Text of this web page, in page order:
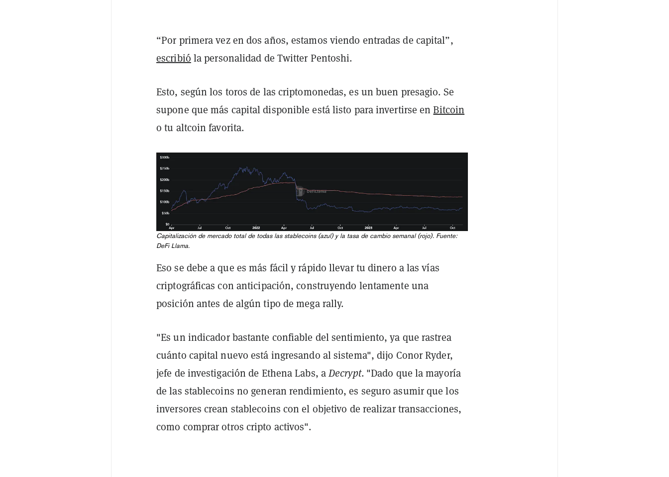
“Por primera vez en dos años, estamos viendo entradas de capital”,
escribió la personalidad de Twitter Pentoshi.
Esto, según los toros de las criptomonedas, es un buen presagio. Se
supone que más capital disponible está listo para invertirse enBitcoin
o tu altcoin favorita.
Capitalización de mercado total de todas las stablecoins (azul) y la tasa de cambio semanal (rojo). Fuente:
DeFi Llama.
Eso se debe a que es más fácil y rápido llevar tu dinero a las vías
criptográficas con anticipación, construyendo lentamente una
posición antes de algún tipo de mega rally.
"Es un indicador bastante confiable del sentimiento, ya que rastrea
cuánto capital nuevo está ingresando al sistema", dijo Conor Ryder,
jefe de investigación de Ethena Labs, aDecrypt. "Dado que la mayoría
de las stablecoins no generan rendimiento, es seguro asumir que los
inversores crean stablecoins con el objetivo de realizar transacciones,
como comprar otros cripto activos".